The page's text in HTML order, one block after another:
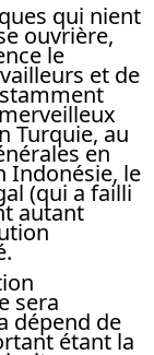
qui nient
ouvrière,
le
et de
Turquie, au
en
Indonésie, le
(qui a failli
autant
sera
dépend de
étant la